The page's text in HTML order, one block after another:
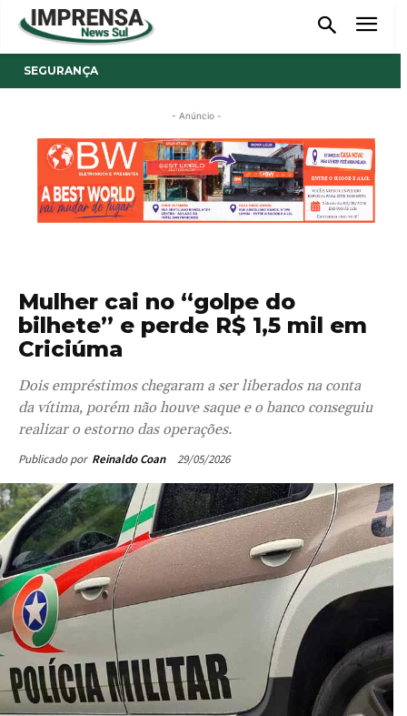
SEGURANÇA
- Anúncio -
Mulher cai no “golpe do
bilhete” e perde R$ 1,5 mil em
Criciúma
Dois empréstimos chegaram a ser liberados na conta
da vítima, porém não houve saque e o banco conseguiu
realizar o estorno das operações.
Publicado por Reinaldo Coan 29/05/2026